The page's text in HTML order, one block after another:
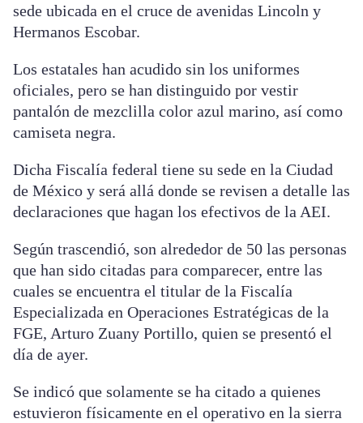
sede ubicada en el cruce de avenidas Lincoln y
Hermanos Escobar.
Los estatales han acudido sin los uniformes
oficiales, pero se han distinguido por vestir
pantalón de mezclilla color azul marino, así como
camiseta negra.
Dicha Fiscalía federal tiene su sede en la Ciudad
de México y será allá donde se revisen a detalle las
declaraciones que hagan los efectivos de la AEI.
Según trascendió, son alrededor de 50 las personas
que han sido citadas para comparecer, entre las
cuales se encuentra el titular de la Fiscalía
Especializada en Operaciones Estratégicas de la
FGE, Arturo Zuany Portillo, quien se presentó el
día de ayer.
Se indicó que solamente se ha citado a quienes
estuvieron físicamente en el operativo en la sierra